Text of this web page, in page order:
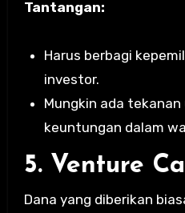
Tantangan:
Harus berbagi
investor.
Mungkin ada
keuntungan dalam
5. Venture
Dana yang diberikan